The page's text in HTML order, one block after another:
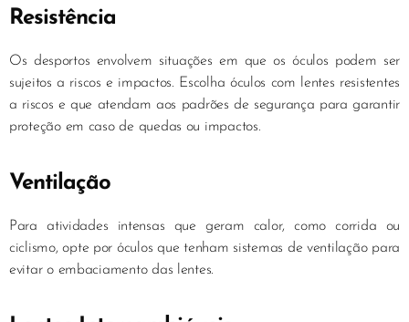
Resistência
Os desportos envolvem situações em que os óculos podem ser
sujeitos a riscos e impactos. Escolha óculos com lentes resistentes
a riscos e que atendam aos padrões de segurança para garantir
proteção em caso de quedas ou impactos.
Ventilação
Para atividades intensas que geram calor, como corrida ou
ciclismo, opte por óculos que tenham sistemas de ventilação para
evitar o embaciamento das lentes.